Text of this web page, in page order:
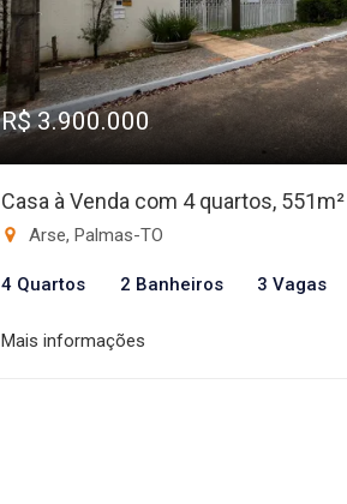
R$ 3.900.000
Casa à Venda com 4 quartos, 551m²
Arse, Palmas-TO
4 Quartos 2 Banheiros 3 Vagas
Mais informações